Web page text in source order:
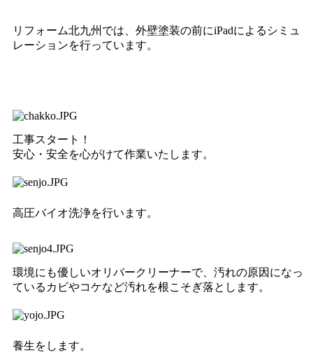
リフォーム北九州では、外壁塗装の前にiPadによるシミュ
レーションを行っています。
工事スタート！
安心・安全を心がけて作業いたします。
高圧バイオ洗浄を行います。
環境にも優しいオリバークリーナーで、汚れの原因になっ
ているカビやコケなど汚れを根こそぎ落とします。
養生をします。